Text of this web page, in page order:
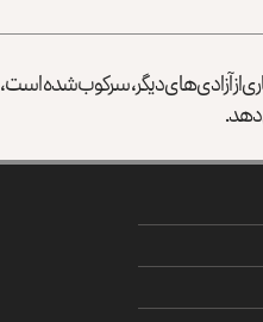
از آزادی‌های دیگر، سرکوب شده است،